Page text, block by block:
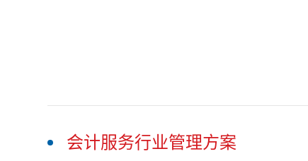
会计服务行业管理方案